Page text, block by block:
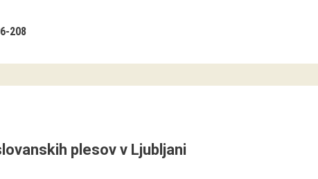
208
plesov v Ljubljani